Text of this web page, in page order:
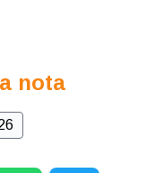
nota